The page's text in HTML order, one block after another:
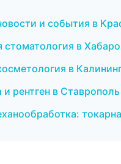
и события в
в
в
рентген в Ставрополь